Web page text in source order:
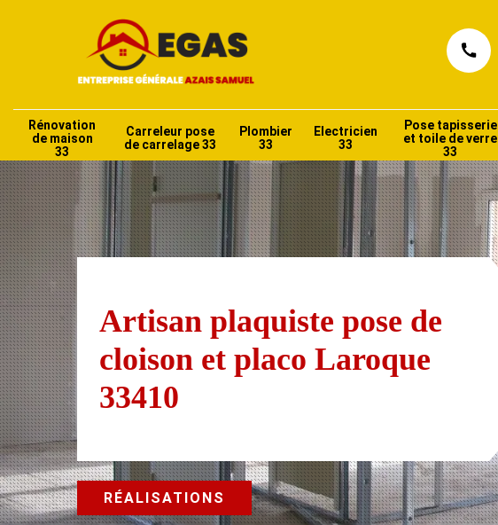
Rénovation
de maison
33
Carreleur pose
de carrelage 33
Plombier
33
Electricien
33
Pose tapisserie
et toile de verre
33
Artisan plaquiste pose de
cloison et placo Laroque
33410
RÉALISATIONS